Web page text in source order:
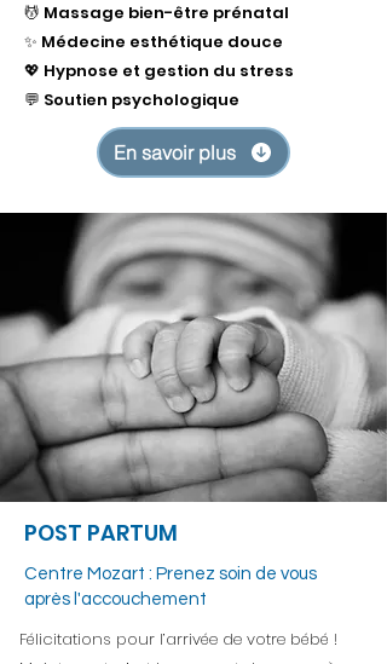
💆 Massage bien-être prénatal
✨ Médecine esthétique douce
💖 Hypnose et gestion du stress
💬 Soutien psychologique
En savoir plus
POST PARTUM
Centre Mozart : Prenez soin de vous
après l'accouchement
Félicitations pour l’arrivée de votre bébé !